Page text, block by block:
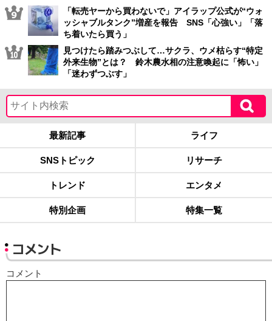
「転売ヤーから買わないで」アイラップ公式が“ウォ
ッシャブルタンク”増産を報告 SNS「心強い」「落
ち着いたら買う」
見つけたら踏みつぶして…サクラ、ウメ枯らす“特定
外来生物”とは？ 鈴木農水相の注意喚起に「怖い」
「迷わずつぶす」
最新記事 ライフ
SNSトピック リサーチ
トレンド エンタメ
特別企画 特集一覧
コメント
コメント